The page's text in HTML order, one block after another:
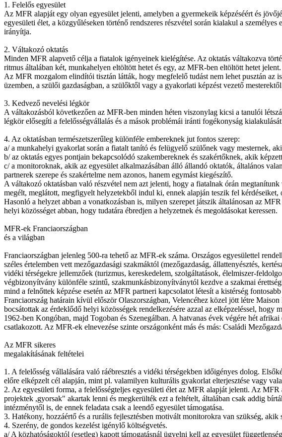
1. Felelős egyesület
Az MFR alapját egy olyan egyesület jelenti, amelyben a gyermekeik képzéséért és
egyesületi élet, a közgyűléseken történő rendszeres részvétel során kialakul a
irányítja.
2. Váltakozó oktatás
Minden MFR alapvető célja a fiatalok igényeinek kielégítése. Az oktatás váltakozva
ritmus általában két, munkahelyen eltöltött hetet és egy, az MFR-ben eltöltött hetet
Az MFR mozgalom elindítói tisztán látták, hogy megfelelő tudást nem lehet pusztán az
üzemben, a szülői gazdaságban, a szülőktől vagy a gyakorlati képzést vezető
3. Kedvező nevelési légkör
A váltakozásból következően az MFR-ben minden héten viszonylag kicsi a tanulói
légkör elősegíti a felelősségvállalás és a mások problémái iránti fogékonyság
4. Az oktatásban természetszerűleg különféle embereknek jut fontos szerep:
a/ a munkahelyi gyakorlat során a fiatalt tanító és felügyelő szülőnek vagy mesternek,
b/ az oktatás egyes pontjain bekapcsolódó szakembereknek és szakértőknek, akik
c/ a monitoroknak, akik az egyesület alkalmazásában álló állandó oktatók, általános
partnerek szerepe és szakértelme nem azonos, hanem egymást kiegészítő.
A váltakozó oktatásban való részvétel nem azt jelenti, hogy a fiatalnak órán
megélt, meglátott, megfigyelt helyzetekből indul ki, ennek alapján teszik fel
Hasonló a helyzet abban a vonatkozásban is, milyen szerepet játszik általánosan az
helyi közösséget abban, hogy tudatára ébredjen a helyzetnek és megoldásokat keressen.
MFR-ek Franciaországban
és a világban
Franciaországban jelenleg 500-ra tehető az MFR-ek száma. Országos egyesülettel
széles értelemben vett mezőgazdasági szakmáktól (mezőgazdaság, állattenyésztés,
vidéki térségekre jellemzőek (turizmus, kereskedelem, szolgáltatások, élelmiszer-
végbizonyítvány különféle szintű, szakmunkásbizonyítványtól kezdve a szakmai
mind a felnőttek képzése esetén az MFR partneri kapcsolatot létesít a kistérség
Franciaország határain kívül először Olaszországban, Velencéhez közel jött létre
bocsátottak az érdeklődő helyi közösségek rendelkezésére azzal az elképzeléssel,
1962-ben Kongóban, majd Togoban és Szenegálban. A hatvanas évek végére hét
csatlakozott. Az MFR-ek elnevezése szinte országonként más és más: Családi
Az MFR sikeres
megalakításának feltételei
1. A felelősség vállalására való ráébresztés a vidéki térségekben időigényes dolog.
előre elképzelt cél alapján, mint pl. valamilyen kulturális gyakorlat elterjesztése vagy
2. Az egyesületi forma, a felelősségteljes egyesületi élet az MFR alapját jelenti. Az
projektek ,gyorsak" akartak lenni és megkerülték ezt a feltételt, általában csak addig
intézménytől is, de ennek feladata csak a leendő egyesület támogatása.
3. Hatékony, hozzáértő és a rurális fejlesztésben motivált monitorokra van szükség,
4. Szerény, de gondos kezelést igénylő költségvetés.
a/ A közhatóságoktól (esetleg) kapott támogatásnál ügyelni kell az egyesület